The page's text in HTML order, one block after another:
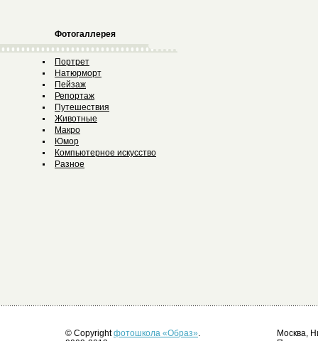
Фотогаллерея
Портрет
Натюрморт
Пейзаж
Репортаж
Путешествия
Животные
Макро
Юмор
Компьютерное искусство
Разное
© Copyrightфотошкола «Образ».
Москва,